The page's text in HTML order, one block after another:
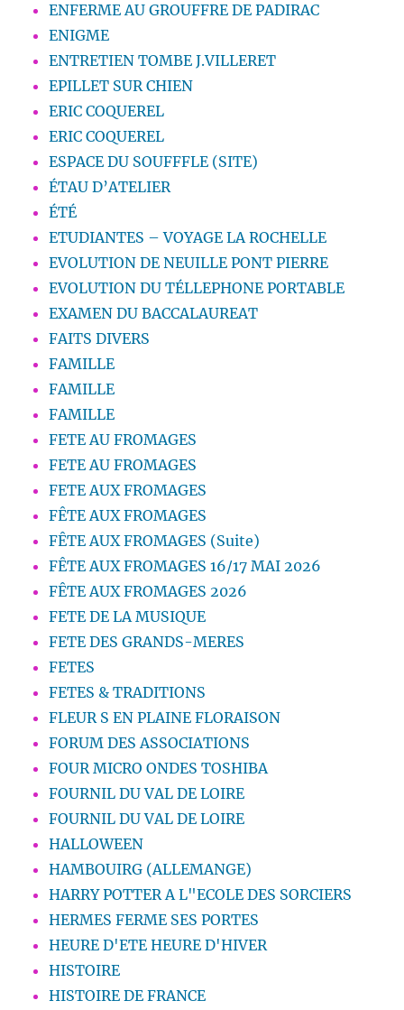
ENFERME AU GROUFFRE DE PADIRAC
ENIGME
ENTRETIEN TOMBE J.VILLERET
EPILLET SUR CHIEN
ERIC COQUEREL
ERIC COQUEREL
ESPACE DU SOUFFFLE (SITE)
ÉTAU D’ATELIER
ÉTÉ
ETUDIANTES – VOYAGE LA ROCHELLE
EVOLUTION DE NEUILLE PONT PIERRE
EVOLUTION DU TÉLLEPHONE PORTABLE
EXAMEN DU BACCALAUREAT
FAITS DIVERS
FAMILLE
FAMILLE
FAMILLE
FETE AU FROMAGES
FETE AU FROMAGES
FETE AUX FROMAGES
FÊTE AUX FROMAGES
FÊTE AUX FROMAGES (Suite)
FÊTE AUX FROMAGES 16/17 MAI 2026
FÊTE AUX FROMAGES 2026
FETE DE LA MUSIQUE
FETE DES GRANDS-MERES
FETES
FETES & TRADITIONS
FLEUR S EN PLAINE FLORAISON
FORUM DES ASSOCIATIONS
FOUR MICRO ONDES TOSHIBA
FOURNIL DU VAL DE LOIRE
FOURNIL DU VAL DE LOIRE
HALLOWEEN
HAMBOUIRG (ALLEMANGE)
HARRY POTTER A L"ECOLE DES SORCIERS
HERMES FERME SES PORTES
HEURE D'ETE HEURE D'HIVER
HISTOIRE
HISTOIRE DE FRANCE